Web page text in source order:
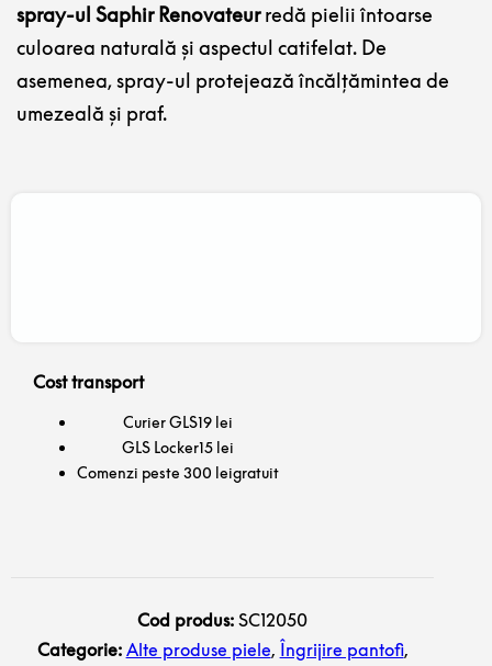
spray-ul Saphir Renovateurredă pielii întoarse
culoarea naturală și aspectul catifelat. De
asemenea, spray-ul protejează încălțămintea de
umezeală și praf.
Cost transport
Curier GLS19 lei
GLS Locker15 lei
Comenzi peste 300 leigratuit
Cod produs:SC12050
Categorie: Alte produse piele, Îngrijire pantofi,